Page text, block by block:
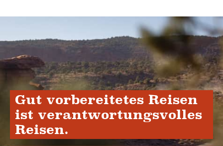
Gut vorbereitetes Reisen
ist verantwortungsvolles
Reisen.